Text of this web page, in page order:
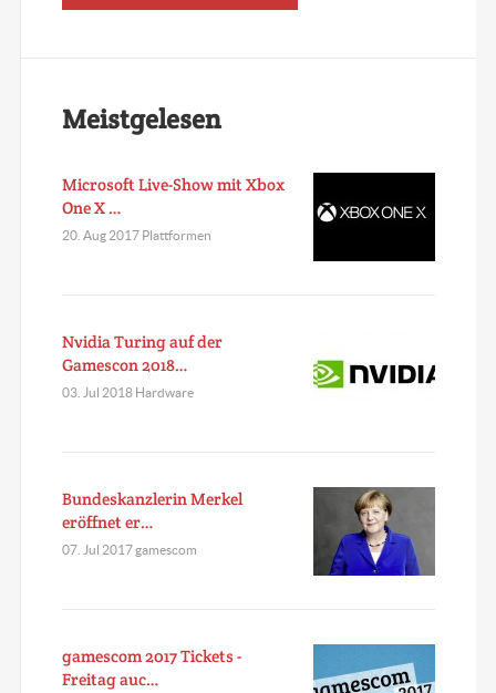
Meistgelesen
Microsoft Live-Show mit Xbox
One X …
20. Aug 2017 Plattformen
Nvidia Turing auf der
Gamescon 2018…
03. Jul 2018 Hardware
Bundeskanzlerin Merkel
eröffnet er…
07. Jul 2017 gamescom
gamescom 2017 Tickets -
Freitag auc…